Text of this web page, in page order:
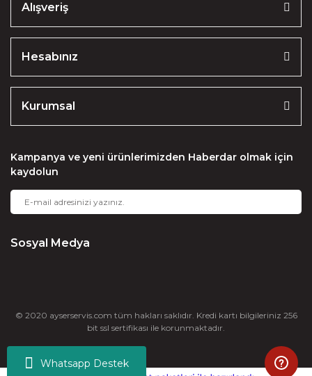
Whatsapp Destek
Alışveriş
Hesabınız
Kurumsal
Kampanya ve yeni ürünlerimizden Haberdar olmak için
kaydolun
Sosyal Medya
© 2020 ayserservis.com tüm hakları saklıdır. Kredi kartı bilgileriniz 256
bit ssl sertifikası ile korunmaktadır.